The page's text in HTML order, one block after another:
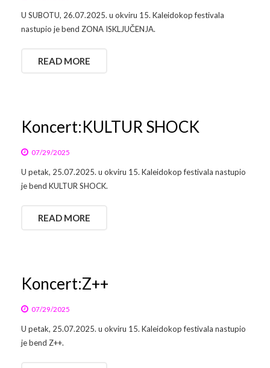
U SUBOTU, 26.07.2025. u okviru 15. Kaleidokop festivala
nastupio je bend ZONA ISKLJUČENJA.
READ MORE
Koncert:KULTUR SHOCK
07/29/2025
U petak, 25.07.2025. u okviru 15. Kaleidokop festivala nastupio
je bend KULTUR SHOCK.
READ MORE
Koncert:Z++
07/29/2025
U petak, 25.07.2025. u okviru 15. Kaleidokop festivala nastupio
je bend Z++.